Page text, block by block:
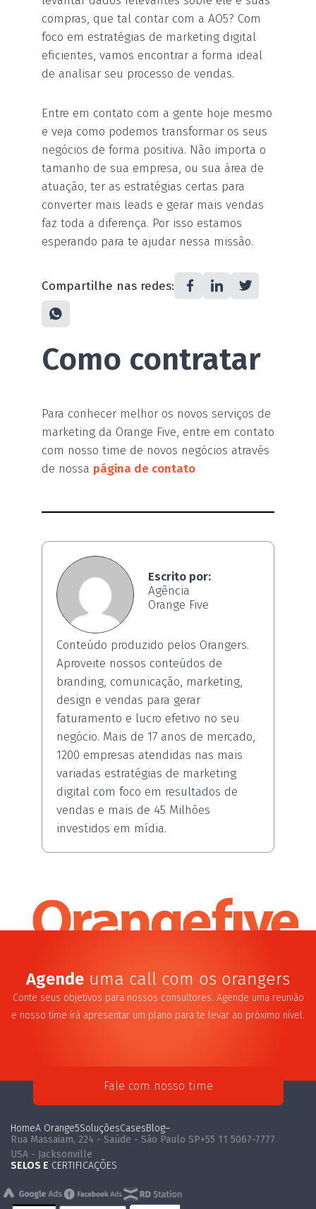
compras, que tal contar com a AO5? Com
foco em estratégias de marketing digital
eficientes, vamos encontrar a forma ideal
de analisar seu processo de vendas.
Entre em contato com a gente hoje mesmo
e veja como podemos transformar os seus
negócios de forma positiva. Não importa o
tamanho de sua empresa, ou sua área de
atuação, ter as estratégias certas para
converter mais leads e gerar mais vendas
faz toda a diferença. Por isso estamos
esperando para te ajudar nessa missão.
Compartilhe nas redes:
Como contratar
Para conhecer melhor os novos serviços de
marketing da Orange Five, entre em contato
com nosso time de novos negócios através
de nossa página de contato
Escrito por:
Agência
Orange Five
Conteúdo produzido pelos Orangers.
Aproveite nossos conteúdos de
branding, comunicação, marketing,
design e vendas para gerar
faturamento e lucro efetivo no seu
negócio. Mais de 17 anos de mercado,
1200 empresas atendidas nas mais
variadas estratégias de marketing
digital com foco em resultados de
vendas e mais de 45 Milhões
investidos em mídia.
Agende uma call com os orangers
Conte seus objetivos para nossos consultores. Agende uma reunião
e nosso time irá apresentar um plano para te levar ao próximo nível.
Fale com nosso time
HomeA Orange5SoluçõesCasesBlog–
Rua Massaiam, 224 - Saúde - São Paulo SP
USA - Jacksonville
+55 11 5067-7777
SELOS E CERTIFICAÇÕES